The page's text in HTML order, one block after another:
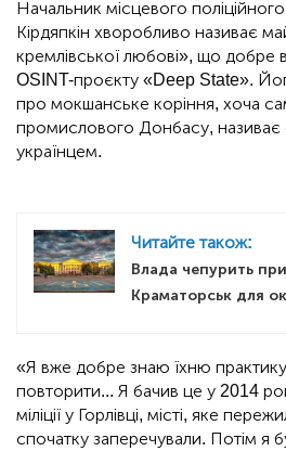
Начальник місцевого
Кірдяпкін хворобливо називає
кремлівської любові», що добре
OSINT-проєкту «Deep State».
про мокшанське коріння, хоча
промислового Донбасу, називає
українцем.
Читайте також:
Влада чепурить
Краматорськ для
«Я вже добре знаю їхню
повторити... Я бачив це у 2014
міліції у Горлівці, місті, яке
спочатку заперечували. Потім я